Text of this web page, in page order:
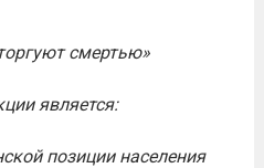
смертью»
является:
позиции населения